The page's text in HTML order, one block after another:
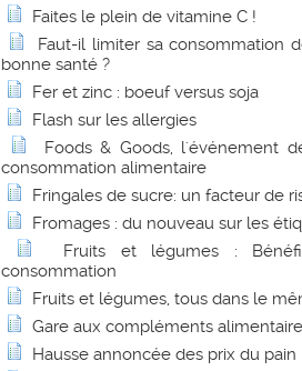
Faites le plein de vitamine C !
Faut-il limiter sa consommation
bonne santé ?
Fer et zinc : boeuf versus soja
Flash sur les allergies
Foods & Goods, l'événement
consommation alimentaire
Fringales de sucre: un facteur de
Fromages : du nouveau sur les
Fruits et légumes :
consommation
Fruits et légumes, tous dans le
Gare aux compléments
Hausse annoncée des prix du pain